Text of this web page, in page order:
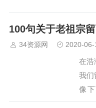
100句关于老祖宗
34资源网 2020-06-
在浩
我们
像
言